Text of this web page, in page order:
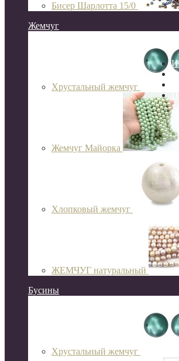
Бисер Шарлотта 15/0
Жемчуг
Хрустальный жемчуг
Жемчуг Майорка
Хлопковый жемчуг
ЖЕМЧУГ натуральный
Бусины
Хрустальный жемчуг